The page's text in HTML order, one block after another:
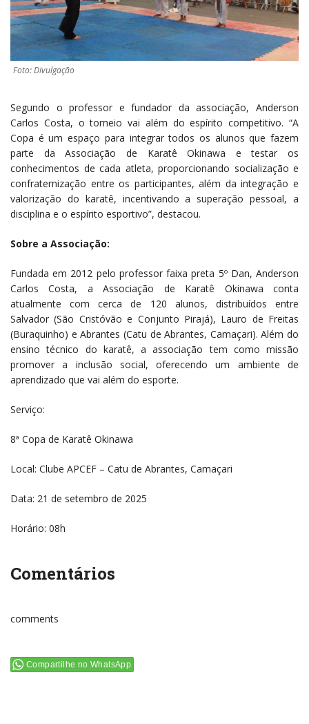
Foto: Divulgação
Segundo o professor e fundador da associação, Anderson
Carlos Costa, o torneio vai além do espírito competitivo. “A
Copa é um espaço para integrar todos os alunos que fazem
parte da Associação de Karatê Okinawa e testar os
conhecimentos de cada atleta, proporcionando socialização e
confraternização entre os participantes, além da integração e
valorização do karatê, incentivando a superação pessoal, a
disciplina e o espírito esportivo”, destacou.
Sobre a Associação:
Fundada em 2012 pelo professor faixa preta 5º Dan, Anderson
Carlos Costa, a Associação de Karatê Okinawa conta
atualmente com cerca de 120 alunos, distribuídos entre
Salvador (São Cristóvão e Conjunto Pirajá), Lauro de Freitas
(Buraquinho) e Abrantes (Catu de Abrantes, Camaçari). Além do
ensino técnico do karatê, a associação tem como missão
promover a inclusão social, oferecendo um ambiente de
aprendizado que vai além do esporte.
Serviço:
8ª Copa de Karatê Okinawa
Local: Clube APCEF – Catu de Abrantes, Camaçari
Data: 21 de setembro de 2025
Horário: 08h
Comentários
comments
Compartilhe no WhatsApp